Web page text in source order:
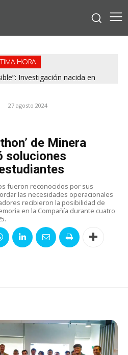
HORA
Investigación nacida en
27 agosto 2024
de Minera
soluciones
fueron reconocidos por sus
las necesidades operacionales
recibieron la posibilidad de
en la Compañía durante cuatro